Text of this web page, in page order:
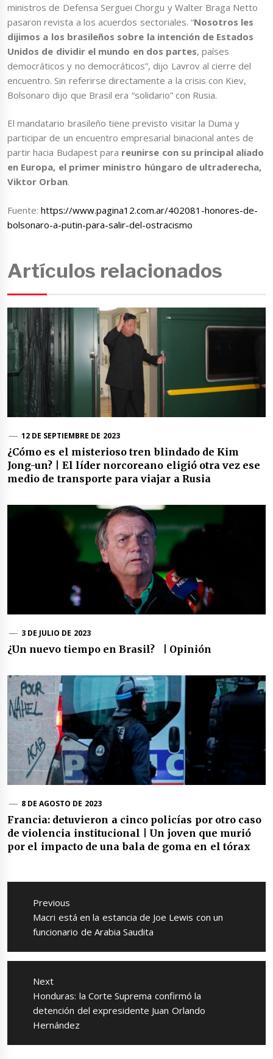
ministros de Defensa Serguei Chorgu y Walter Braga Netto
pasaron revista a los acuerdos sectoriales. “Nosotros les
dijimos a los brasileños sobre la intención de Estados
Unidos de dividir el mundo en dos partes, países
democráticos y no democráticos”, dijo Lavrov al cierre del
encuentro. Sin referirse directamente a la crisis con Kiev,
Bolsonaro dijo que Brasil era “solidario” con Rusia.
El mandatario brasileño tiene previsto visitar la Duma y
participar de un encuentro empresarial binacional antes de
partir hacia Budapest para reunirse con su principal aliado
en Europa, el primer ministro húngaro de ultraderecha,
Viktor Orban.
Fuente:https://www.pagina12.com.ar/402081-honores-de-
bolsonaro-a-putin-para-salir-del-ostracismo
Artículos relacionados
12 DE SEPTIEMBRE DE 2023
¿Cómo es el misterioso tren blindado de Kim
Jong-un? | El líder norcoreano eligió otra vez ese
medio de transporte para viajar a Rusia
3 DE JULIO DE 2023
¿Un nuevo tiempo en Brasil? | Opinión
8 DE AGOSTO DE 2023
Francia: detuvieron a cinco policías por otro caso
de violencia institucional | Un joven que murió
por el impacto de una bala de goma en el tórax
Navegación
entradas
Previous
Previous
post:
Macri está en la estancia de Joe Lewis con un
funcionario de Arabia Saudita
Next
Next
post:
Honduras: la Corte Suprema confirmó la
detención del expresidente Juan Orlando
Hernández